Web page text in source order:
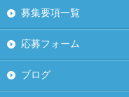
募集要項一覧
応募フォーム
ブログ